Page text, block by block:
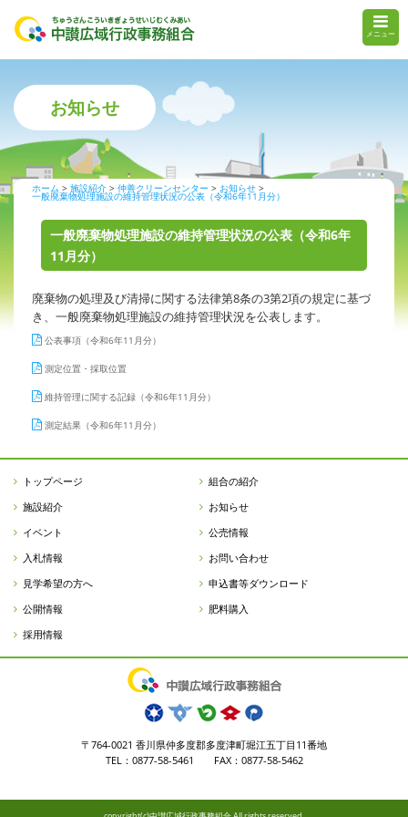
メニュー
お知らせ
ホーム 施設紹介 仲善クリーンセンター お知らせ
一般廃棄物処理施設の維持管理状況の公表（令和6年11月分）
一般廃棄物処理施設の維持管理状況の公表（令和6年
11月分）
廃棄物の処理及び清掃に関する法律第8条の3第2項の規定に基づ
き、一般廃棄物処理施設の維持管理状況を公表します。
公表事項（令和6年11月分）
測定位置・採取位置
維持管理に関する記録（令和6年11月分）
測定結果（令和6年11月分）
トップページ
組合の紹介
施設紹介
お知らせ
イベント
公売情報
入札情報
お問い合わせ
見学希望の方へ
申込書等ダウンロード
公開情報
肥料購入
採用情報
〒764-0021 香川県仲多度郡多度津町堀江五丁目11番地
TEL：0877-58-5461 FAX：0877-58-5462